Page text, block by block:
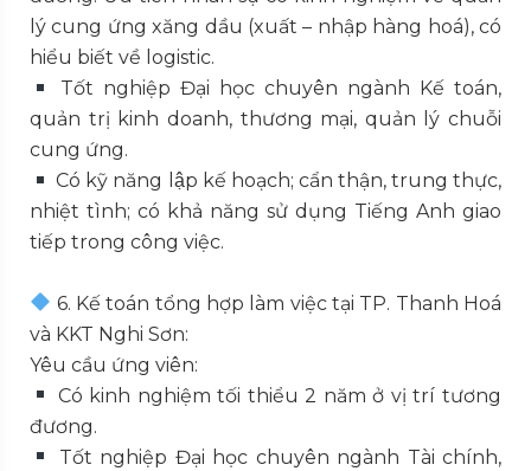
lý cung ứng xăng dầu (xuất – nhập hàng hoá), có
hiểu biết về logistic.
Tốt nghiệp Đại học chuyên ngành Kế toán,
quản trị kinh doanh, thương mại, quản lý chuỗi
cung ứng.
Có kỹ năng lập kế hoạch; cẩn thận, trung thực,
nhiệt tình; có khả năng sử dụng Tiếng Anh giao
tiếp trong công việc.
6. Kế toán tổng hợp làm việc tại TP. Thanh Hoá
và KKT Nghi Sơn:
Yêu cầu ứng viên:
Có kinh nghiệm tối thiểu 2 năm ở vị trí tương
đương.
Tốt nghiệp Đại học chuyên ngành Tài chính,